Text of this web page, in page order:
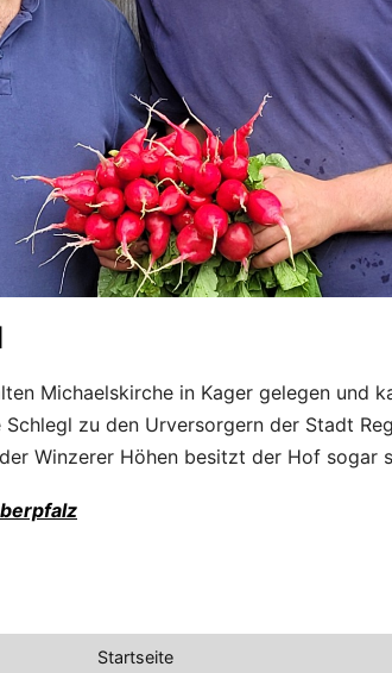
Michaelskirche in Kager gelegen und
zu den Urversorgern der Stadt
Winzerer Höhen besitzt der Hof sogar
Startseite